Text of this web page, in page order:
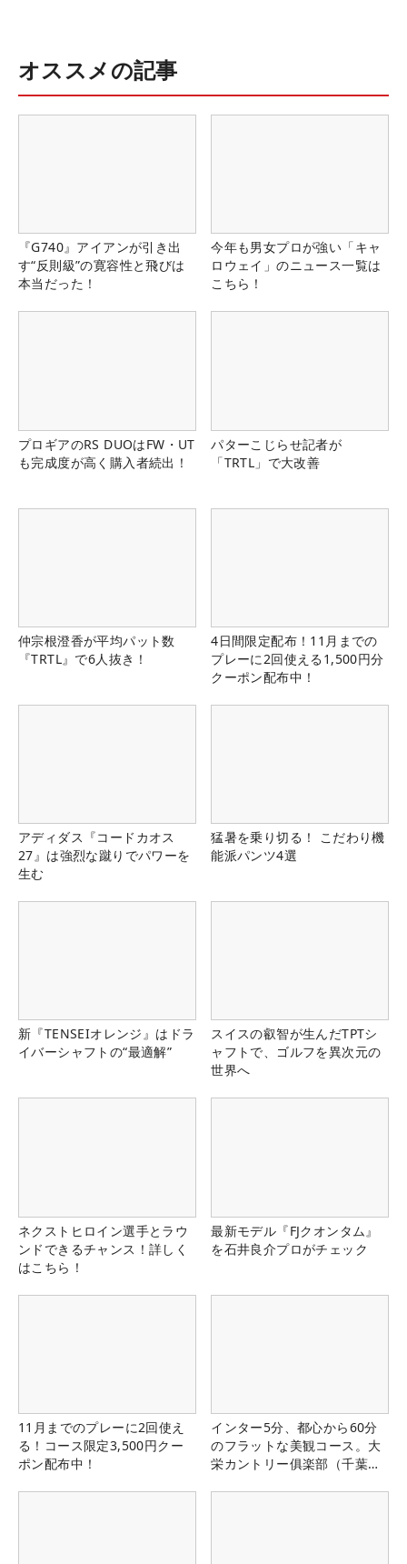
オススメの記事
『G740』アイアンが引き出
す“反則級”の寛容性と飛びは
本当だった！
今年も男女プロが強い「キャ
ロウェイ」のニュース一覧は
こちら！
プロギアのRS DUOはFW・UT
も完成度が高く購入者続出！
パターこじらせ記者が
「TRTL」で大改善
仲宗根澄香が平均パット数
『TRTL』で6人抜き！
4日間限定配布！11月までの
プレーに2回使える1,500円分
クーポン配布中！
アディダス『コードカオス
27』は強烈な蹴りでパワーを
生む
猛暑を乗り切る！ こだわり機
能派パンツ4選
新『TENSEIオレンジ』はドラ
イバーシャフトの“最適解”
スイスの叡智が生んだTPTシ
ャフトで、ゴルフを異次元の
世界へ
ネクストヒロイン選手とラウ
ンドできるチャンス！詳しく
はこちら！
最新モデル『FJクオンタム』
を石井良介プロがチェック
11月までのプレーに2回使え
る！コース限定3,500円クー
ポン配布中！
インター5分、都心から60分
のフラットな美観コース。大
栄カントリー俱楽部（千葉